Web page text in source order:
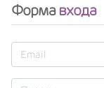
Формавхода